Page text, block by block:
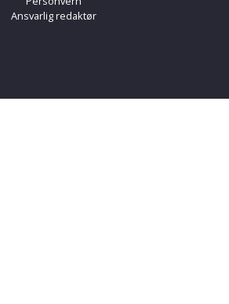
Ansvarlig redaktør